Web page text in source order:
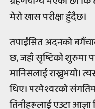
मेरो खास परीक्षा हुँदैछ।
तपाईंसित अदनको
छ, जहाँ सृष्टिको शुरुमा
मानिसलाई राख्नुभयो।
थिए। परमेश्वरको
तिनीहरूलाई एउटा